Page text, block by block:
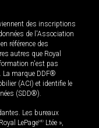
des inscriptions
de l'Association
référence des
autres que Royal
n'est pas
La marque DDF®
(ACI) et identifie le
(SDD®).
Les bureaux
LePageMD Ltée »,